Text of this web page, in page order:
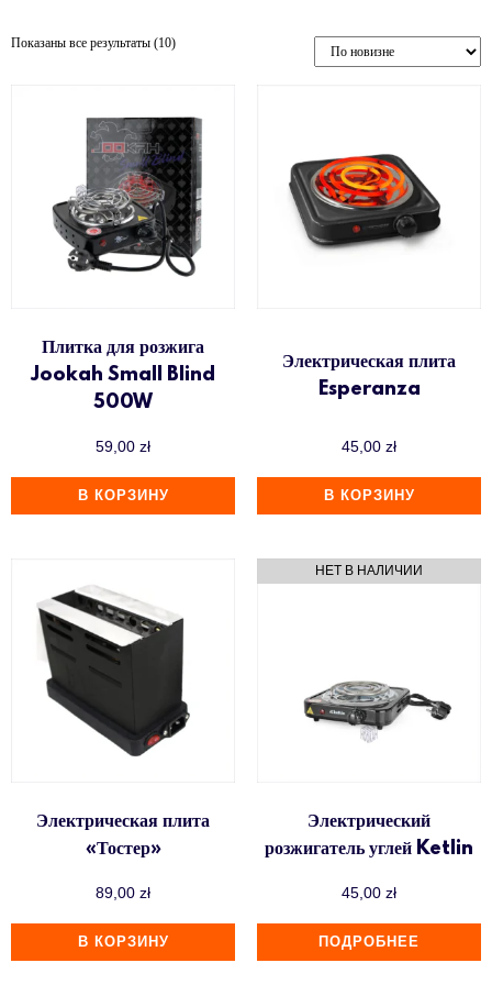
От 1000 zł
ХКАН
Показаны все результаты (10)
Плитка для розжига
Jookah Small Blind
500W
59,00 zł
В КОРЗИНУ
Электрическая плита
Esperanza
45,00 zł
В КОРЗИНУ
Электрическая плита
«Тостер»
89,00 zł
В КОРЗИНУ
Электрический
розжигатель углей Ketlin
45,00 zł
ПОДРОБНЕЕ